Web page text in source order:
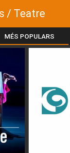
/ Teatre
MÉS POPULARS